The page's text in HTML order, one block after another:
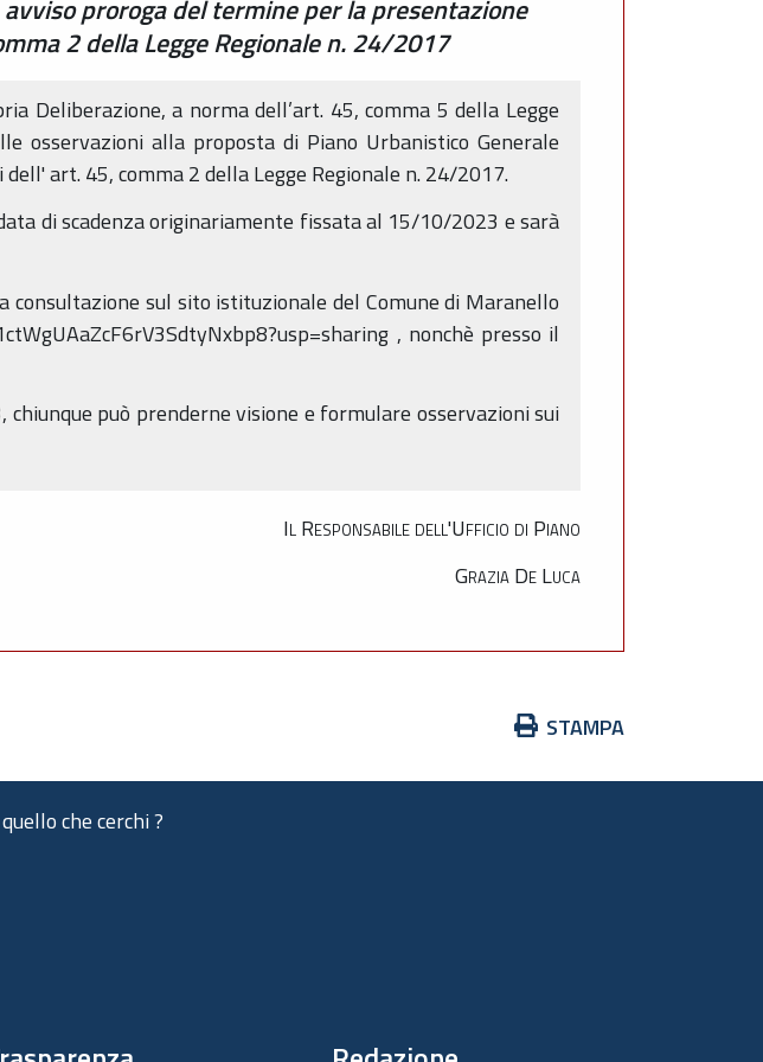
proroga del termine per la presentazione
2 della Legge Regionale n. 24/2017
Deliberazione, a norma dell’art. 45, comma 5 della Legge
osservazioni alla proposta di Piano Urbanistico Generale
art. 45, comma 2 della Legge Regionale n. 24/2017.
di scadenza originariamente fissata al 15/10/2023 e sarà
sul sito istituzionale del Comune di Maranello
, nonchè presso il
può prenderne visione e formulare osservazioni sui
Il Responsabile dell'Ufficio di Piano
Grazia De Luca
Azioni
documento
STAMPA
che cerchi ?